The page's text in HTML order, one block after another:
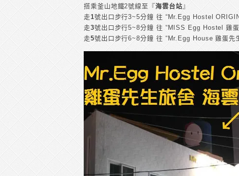
搭乘釜山地鐵2號線至『海雲台站 』
走1號出口步行3~5分鐘 往 “Mr.Egg Hostel
走3號出口步行5~8分鐘 往 “MISS Egg Hostel 雞
走5號出口步行6~8分鐘 往 “Mr.Egg House 雞蛋先